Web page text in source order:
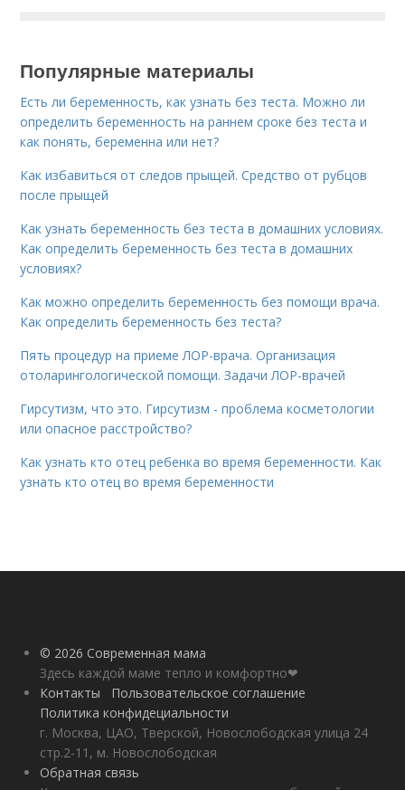
Популярные материалы
Есть ли беременность, как узнать без теста. Можно ли
определить беременность на раннем сроке без теста и
как понять, беременна или нет?
Как избавиться от следов прыщей. Средство от рубцов
после прыщей
Как узнать беременность без теста в домашних условиях.
Как определить беременность без теста в домашних
условиях?
Как можно определить беременность без помощи врача.
Как определить беременность без теста?
Пять процедур на приеме ЛОР-врача. Организация
отоларингологической помощи. Задачи ЛОР-врачей
Гирсутизм, что это. Гирсутизм - проблема косметологии
или опасное расстройство?
Как узнать кто отец ребенка во время беременности. Как
узнать кто отец во время беременности
© 2026 Современная мама
Здесь каждой маме тепло и комфортно❤
Контакты
Пользовательское соглашение
Политика конфидециальности
г. Москва, ЦАО, Тверской, Новослободская улица 24
стр.2-11, м. Новослободская
Обратная связь